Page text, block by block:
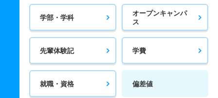
学部・学科
オープンキャンパ
ス
先輩体験記 学費
就職・資格 偏差値